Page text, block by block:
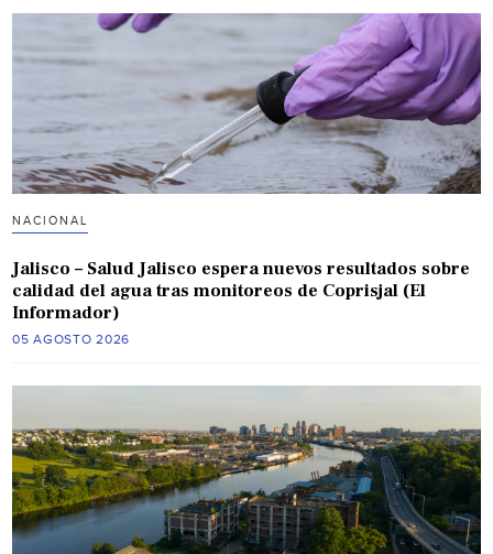
NACIONAL
Jalisco – Salud Jalisco espera nuevos resultados sobre
calidad del agua tras monitoreos de Coprisjal (El
Informador)
05 AGOSTO 2026